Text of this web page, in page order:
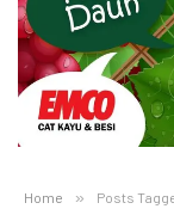
Home » Posts